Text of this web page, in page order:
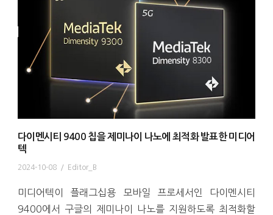
다이멘시티 9400 칩을 제미나이 나노에 최적화 발표한 미디어
텍
2024-10-08 / Editor_B
미디어텍이 플래그십용 모바일 프로세서인 다이멘시티
9400에서 구글의 제미나이 나노를 지원하도록 최적화할